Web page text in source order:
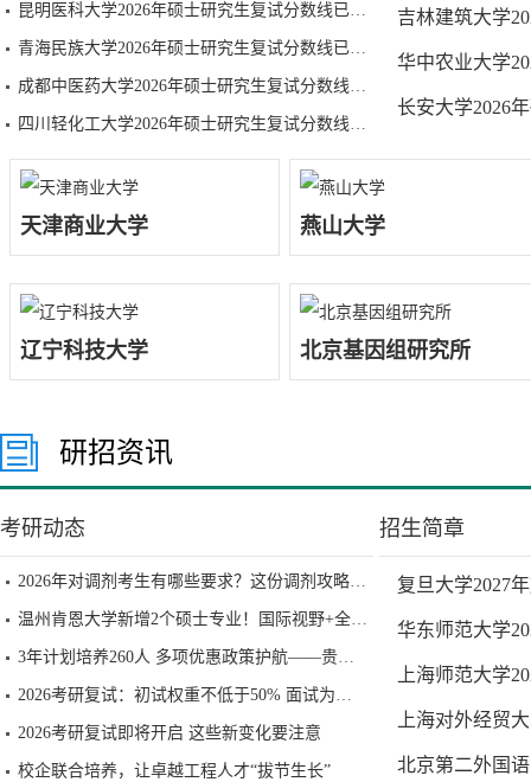
昆明医科大学2026年硕士研究生复试分数线已公布
青海民族大学2026年硕士研究生复试分数线已公布
成都中医药大学2026年硕士研究生复试分数线已公布
四川轻化工大学2026年硕士研究生复试分数线已公布
吉林建筑大学
华中农业大学
长安大学2026
天津商业大学 燕山大学
辽宁科技大学 北京基因组研究所
研招资讯
考研动态
2026年对调剂考生有哪些要求？这份调剂攻略请收好
温州肯恩大学新增2个硕士专业！国际视野+全球认可
3年计划培养260人 多项优惠政策护航——贵州启动工程硕博士培养改革试点
2026考研复试：初试权重不低于50% 面试为必要环节
2026考研复试即将开启 这些新变化要注意
校企联合培养，让卓越工程人才“拔节生长”
招生简章
复旦大学2027
华东师范大学
上海师范大学
上海对外经贸
北京第二外国